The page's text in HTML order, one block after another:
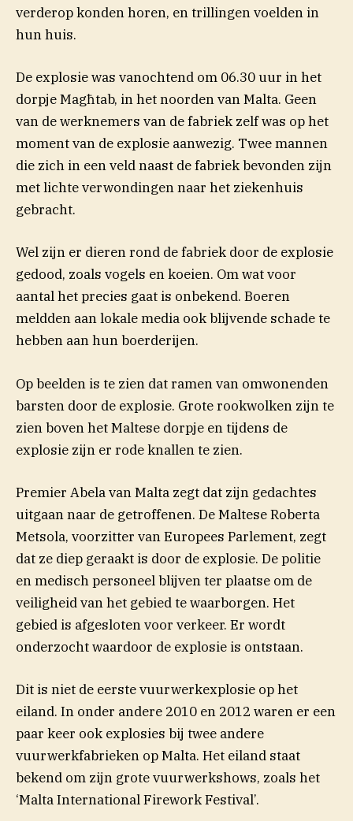
verderop konden horen, en trillingen voelden in
hun huis.
De explosie was vanochtend om 06.30 uur in het
dorpje Magħtab, in het noorden van Malta. Geen
van de werknemers van de fabriek zelf was op het
moment van de explosie aanwezig. Twee mannen
die zich in een veld naast de fabriek bevonden zijn
met lichte verwondingen naar het ziekenhuis
gebracht.
Wel zijn er dieren rond de fabriek door de explosie
gedood, zoals vogels en koeien. Om wat voor
aantal het precies gaat is onbekend. Boeren
meldden aan lokale media ook blijvende schade te
hebben aan hun boerderijen.
Op beelden is te zien dat ramen van omwonenden
barsten door de explosie. Grote rookwolken zijn te
zien boven het Maltese dorpje en tijdens de
explosie zijn er rode knallen te zien.
Premier Abela van Malta zegt dat zijn gedachtes
uitgaan naar de getroffenen. De Maltese Roberta
Metsola, voorzitter van Europees Parlement, zegt
dat ze diep geraakt is door de explosie. De politie
en medisch personeel blijven ter plaatse om de
veiligheid van het gebied te waarborgen. Het
gebied is afgesloten voor verkeer. Er wordt
onderzocht waardoor de explosie is ontstaan.
Dit is niet de eerste vuurwerkexplosie op het
eiland. In onder andere 2010 en 2012 waren er een
paar keer ook explosies bij twee andere
vuurwerkfabrieken op Malta. Het eiland staat
bekend om zijn grote vuurwerkshows, zoals het
‘Malta International Firework Festival’.